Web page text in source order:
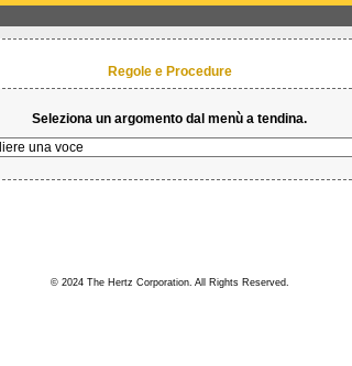
Regole e Procedure
Seleziona un argomento dal menù a tendina.
© 2024 The Hertz Corporation. All Rights Reserved.